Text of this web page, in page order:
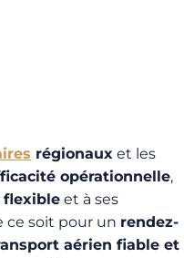
régionaux et les
opérationnelle,
flexible et à ses
ce soit pour un rendez-
aérien fiable et